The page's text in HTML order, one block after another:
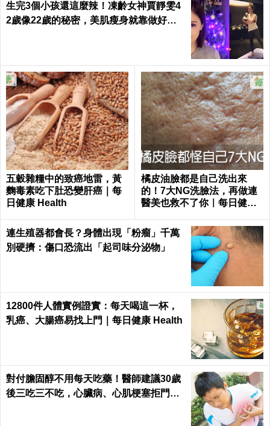
生完3個小孩還這麼辣！凍齡女神賈靜雯4
2歲像22歲的秘密，美肌瘦身就靠做好這3
五穀雜糧中的致癌地雷，黃
麴毒素吃下肚恐變肝癌｜每
日健康 Health
橘皮油臉都是自己洗出來
的！7大NG洗臉法，再做連
醫美也救不了你｜每日健康
連生殖器都會長？身體出現「粉瘤」千萬
別硬擠：傷口恐流出「起司味分泌物」
12800件人體實例證實：每天喝這一杯，
乳癌、大腸癌易找上門｜每日健康 Health
對付膽固醇不用每天吃藥！醫師建議30歲
後三吃三不吃，心臟病、心肌梗塞拒門外